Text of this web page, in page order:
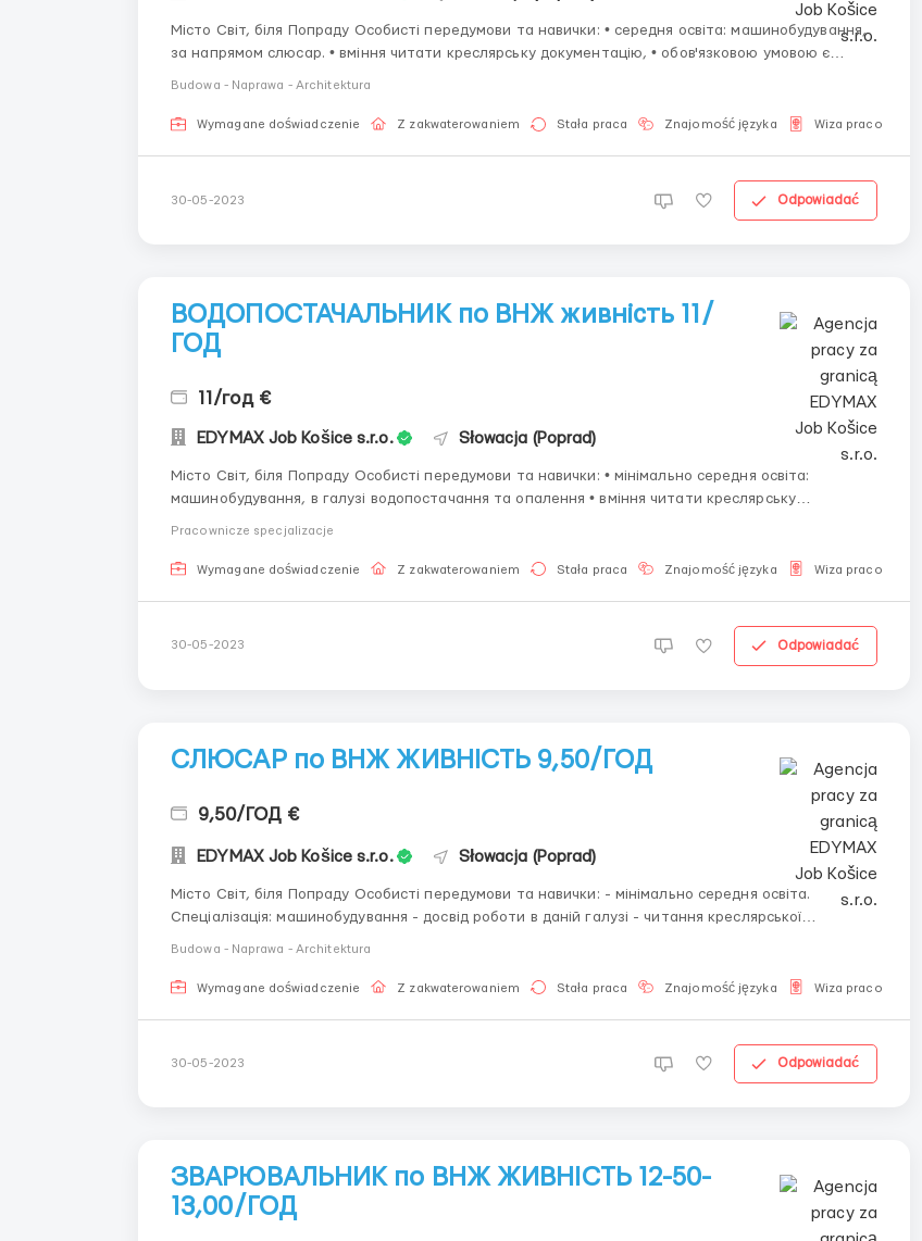
Місто Світ, біля Попраду Особисті передумови та навички: • середня освіта: машинобудування,
за напрямом слюсар. • вміння читати креслярську документацію, • обов'язковою умовою є
Budowa - Naprawa - Architektura
Wymagane doświadczenie Z zakwaterowaniem Stała praca Znajomość języka Wiza pracownicza
30-05-2023 Odpowiadać
ВОДОПОСТАЧАЛЬНИК по ВНЖ живність 11/
ГОД
11/год €
EDYMAX Job Košice s.r.o. Słowacja (Poprad)
Місто Світ, біля Попраду Особисті передумови та навички: • мінімально середня освіта:
машинобудування, в галузі водопостачання та опалення • вміння читати креслярську
Pracownicze specjalizacje
Wymagane doświadczenie Z zakwaterowaniem Stała praca Znajomość języka Wiza pracownicza
30-05-2023 Odpowiadać
СЛЮСАР по ВНЖ ЖИВНІСТЬ 9,50/ГОД
9,50/ГОД €
EDYMAX Job Košice s.r.o. Słowacja (Poprad)
Місто Світ, біля Попраду Особисті передумови та навички: - мінімально середня освіта.
Спеціалізація: машинобудування - досвід роботи в даній галузі - читання креслярської
Budowa - Naprawa - Architektura
Wymagane doświadczenie Z zakwaterowaniem Stała praca Znajomość języka Wiza pracownicza
30-05-2023 Odpowiadać
ЗВАРЮВАЛЬНИК по ВНЖ ЖИВНІСТЬ 12-50-
13,00/ГОД